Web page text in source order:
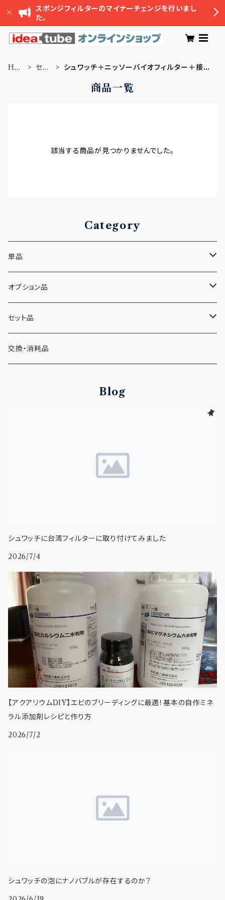
スポンジフィルターのマイナーチェンジを行いまし
た。
HO
セッ
シュワッチ＋ニッソーバイオフィルター＋接続
商品一覧
該当する商品が見つかりませんでした。
Category
単品
微細起泡性性ポンプ「シュワッチ」本体
オプション品
底面フィルター接続ブラケット
ニッソー バイオフィルター用接続ブラケット
スポンジフィルター
セット品
シュワッチ＋ニッソーバイオフィルター＋接続ブラケットセット
交換・消耗品
Blog
シュワッチに台湾フィルターに取り付けてみました
2026/7/4
【アクアリウムDIY】エビのブリーディングに最適！基本の自作ミネ
ラル添加剤レシピと作り方
2026/7/2
シュワッチの泡にナノバブルが存在するのか？